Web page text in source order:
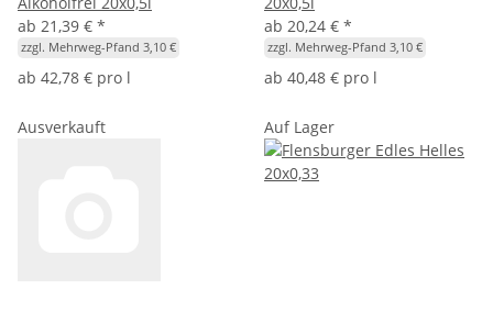
ab 21,39 € *
zzgl. Mehrweg-Pfand 3,10 €
ab 42,78 € pro l
ab 20,24 € *
zzgl. Mehrweg-Pfand 3,10 €
ab 40,48 € pro l
Ausverkauft Auf Lager